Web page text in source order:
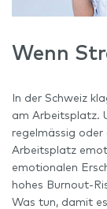
Wenn
In der Schweiz
am Arbeitsplatz.
regelmässig
Arbeitsplatz
emotionalen
hohes Burnout-
Was tun, damit